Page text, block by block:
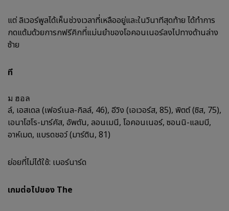
แต่ ลิเวอร์พูลได้เห็นช่วงเวลาที่เหลืออยู่และในวินาทีสุดท้าย ได้ทำการ
กดแต้มด้วยการกฟรีคิกที่แม่นยำของโอคอนเนอร์ลงไปทางด้านล่าง
ซ้าย
ที
ม ฮอล
ล์, เอสเดล (เฟอร์เนล-กิลล์, 46), อีวิง (เอเวอร์ส, 85), พิตต์ (ซิส, 75),
เอนาโฮโร-มาร์คัส, อัพตัน, ลอนเมนี, โอคอนเนอร์, ซอนนิ-แลมบี,
อาห์เมด, แบรดชอว์ (มาร์ติน, 81)
ย่อยที่ไม่ได้ใช้: เบอร์นาร์ด
เกมต่อไปของ The